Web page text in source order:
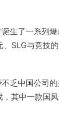
生了一系列
SLG与竞技
乏中国公司的
其中一款国